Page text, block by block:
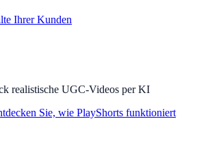
Ihrer Kunden
realistische UGC-Videos per KI
Sie, wie PlayShorts funktioniert